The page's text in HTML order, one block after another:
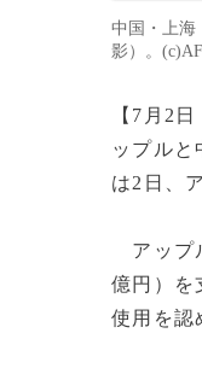
中国・上海
影）。
【7月2
ップルと
は2日、
アップ
億円）を
使用を認